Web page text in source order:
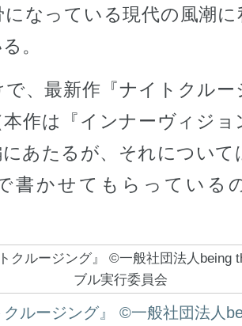
になっている現代の風潮に
。
で、最新作『ナイトクルー
本作は『インナーヴィジョ
あたるが、それについて
書かせてもらっている
クルージング』 ©一般社団法人